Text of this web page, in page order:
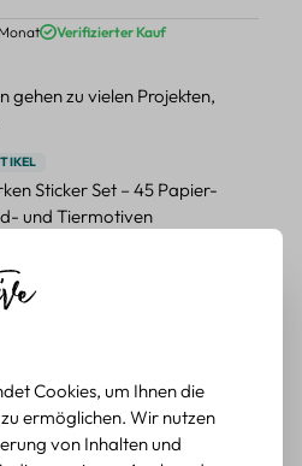
von 5 von 5 Sternen
Verifizierter Kauf
gehen zu vielen Projekten,
Sticker Set – 45 Papier-
und Tiermotiven
von 5 von 5 Sternen
Set – 45 Stück mit 15
Cookies, um Ihnen die
ermöglichen. Wir nutzen
von Inhalten und